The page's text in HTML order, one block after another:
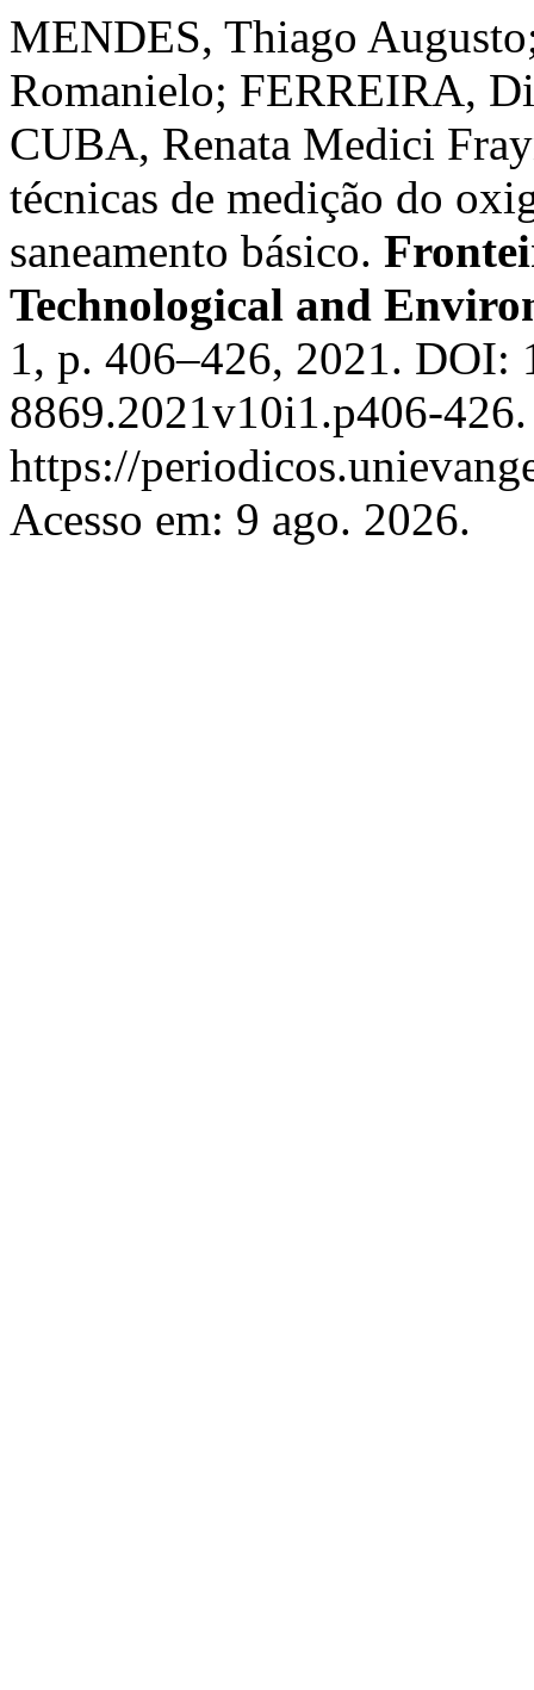
MENDES, Thiago
Romanielo; FERREIRA,
CUBA, Renata Medici
técnicas de medição do
saneamento básico.
Technological and
1, p. 406–426, 2021. DOI:
8869.2021v10i1.p406-
https://
Acesso em: 9 ago. 2026.